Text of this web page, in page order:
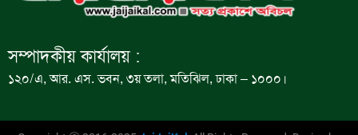
সম্পাদকীয় কার্যালয় :
১২০/এ, আর. এস. ভবন, ৩য় তলা, মতিঝিল, ঢাকা – ১০০০।